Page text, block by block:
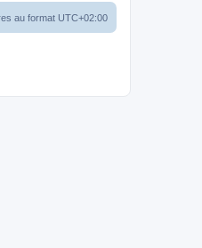
au format UTC+02:00